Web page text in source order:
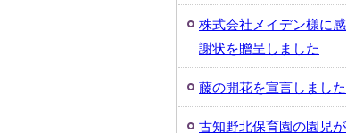
株式会社メイデン様に感
謝状を贈呈しました
藤の開花を宣言しました
古知野北保育園の園児が